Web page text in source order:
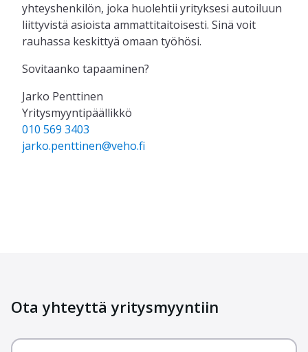
yhteyshenkilön, joka huolehtii yrityksesi autoiluun
liittyvistä asioista ammattitaitoisesti. Sinä voit
rauhassa keskittyä omaan työhösi.
Sovitaanko tapaaminen?
Jarko Penttinen
Yritysmyyntipäällikkö
010 569 3403
jarko.penttinen@veho.fi
Ota yhteyttä yritysmyyntiin